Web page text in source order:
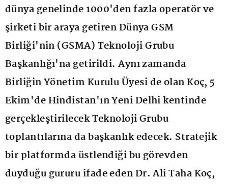
dünya genelinde 1000'den fazla operatör ve
şirketi bir araya getiren Dünya GSM
Birliği'nin (GSMA) Teknoloji Grubu
Başkanlığı'na getirildi. Aynı zamanda
Birliğin Yönetim Kurulu Üyesi de olan Koç, 5
Ekim'de Hindistan'ın Yeni Delhi kentinde
gerçekleştirilecek Teknoloji Grubu
toplantılarına da başkanlık edecek. Stratejik
bir platformda üstlendiği bu görevden
duyduğu gururu ifade eden Dr. Ali Taha Koç,